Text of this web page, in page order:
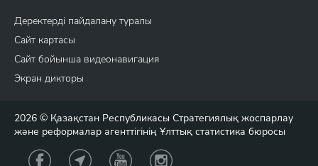
Деректерді пайдалану туралы
Сайт картасы
Сайт бойынша видеонавигация
Экран дикторы
2026 © Қазақстан Республикасы Стратегиялық жоспарлау
және реформалар агенттігінің Ұлттық статистика бюросы